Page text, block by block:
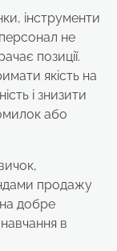
інструменти
не
позиції.
якість на
і знизити
або
продажу
добре
в